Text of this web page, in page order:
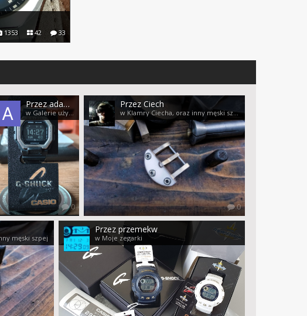
33
42
1353
Przez adam1432
w Galerie użytkowników
0
Przez Ciech
w Klamry Ciecha, oraz inny męski szpej
0
męski szpej
Przez przemekw
w Moje zegarki